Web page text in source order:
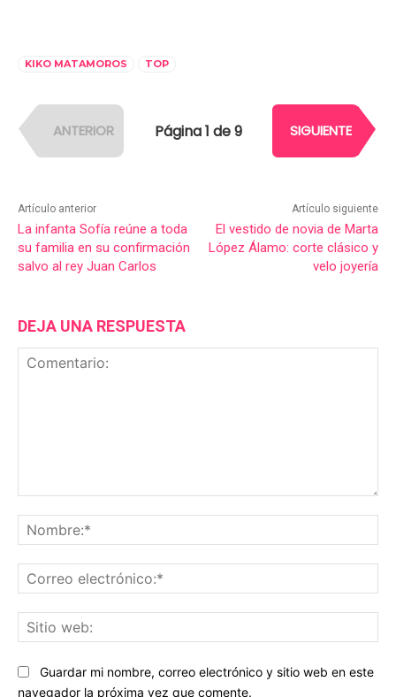
KIKO MATAMOROS TOP
ANTERIOR Página 1 de 9 SIGUIENTE
Artículo anterior
La infanta Sofía reúne a toda
su familia en su confirmación
salvo al rey Juan Carlos
Artículo siguiente
El vestido de novia de Marta
López Álamo: corte clásico y
velo joyería
DEJA UNA RESPUESTA
Guardar mi nombre, correo electrónico y sitio web en este
navegador la próxima vez que comente.